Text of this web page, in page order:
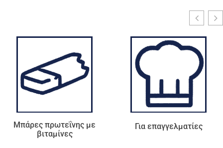
Για επαγγελματίες Τσάι - Αφεψήματα